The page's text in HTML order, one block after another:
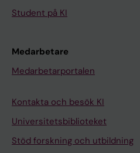
Student på KI
Medarbetare
Medarbetarportalen
Kontakta och besök KI
Universitetsbiblioteket
Stöd forskning och utbildning